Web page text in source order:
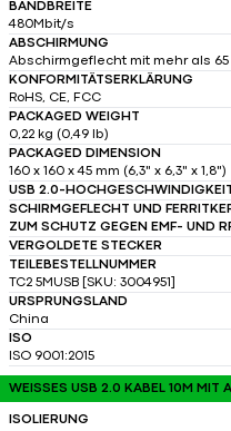
BANDBREITE
480Mbit/s
ABSCHIRMUNG
Abschirmgeflecht mit mehr als 65
KONFORMITÄTSERKLÄRUNG
RoHS, CE, FCC
PACKAGED WEIGHT
0,22 kg (0,49 lb)
PACKAGED DIMENSION
160 x 160 x 45 mm (6,3" x 6,3" x 1,8")
USB 2.0-
SCHIRMGEFLECHT UND
ZUM SCHUTZ GEGEN EMF- UND
VERGOLDETE STECKER
TEILEBESTELLNUMMER
TC2 5MUSB [SKU: 3004951]
URSPRUNGSLAND
China
ISO
ISO 9001:2015
WEISSES USB 2.0 KABEL 10M MIT
ISOLIERUNG